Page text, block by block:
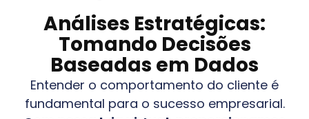
Análises Estratégicas:
Tomando Decisões
Baseadas em Dados
Entender o comportamento do cliente é
fundamental para o sucesso empresarial.